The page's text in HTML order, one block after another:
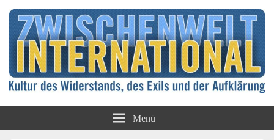
Zwischenwelt
International
Menü